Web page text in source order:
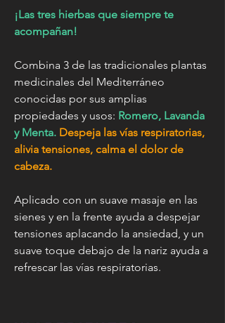
¡Las tres hierbas que siempre te
acompañan!
Combina 3 de las tradicionales plantas
medicinales del Mediterráneo
conocidas por sus amplias
propiedades y usos: Romero, Lavanda
y Menta. Despeja las vías respiratorias,
alivia tensiones, calma el dolor de
cabeza.
Aplicado con un suave masaje en las
sienes y en la frente ayuda a despejar
tensiones aplacando la ansiedad, y un
suave toque debajo de la nariz ayuda a
refrescar las vías respiratorias.